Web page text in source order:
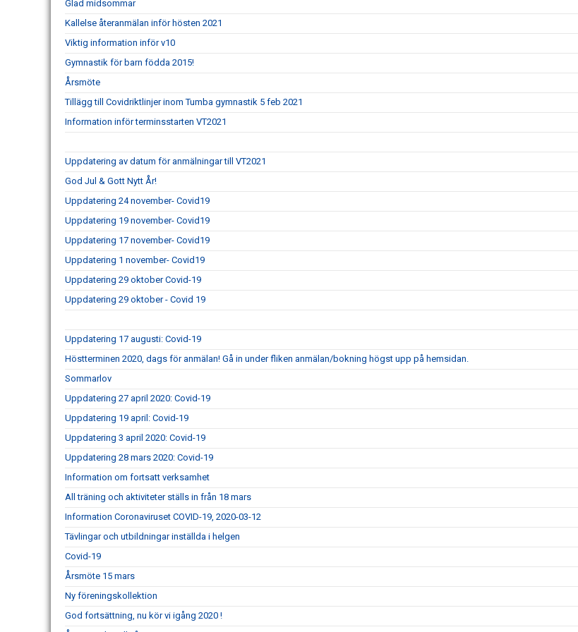
Glad midsommar
Kallelse återanmälan inför hösten 2021
Viktig information inför v10
Gymnastik för barn födda 2015!
Årsmöte
Tillägg till Covidriktlinjer inom Tumba gymnastik 5 feb 2021
Information inför terminsstarten VT2021
Uppdatering av datum för anmälningar till VT2021
God Jul & Gott Nytt År!
Uppdatering 24 november- Covid19
Uppdatering 19 november- Covid19
Uppdatering 17 november- Covid19
Uppdatering 1 november- Covid19
Uppdatering 29 oktober Covid-19
Uppdatering 29 oktober - Covid 19
Uppdatering 17 augusti: Covid-19
Höstterminen 2020, dags för anmälan! Gå in under fliken anmälan/bokning högst upp på hemsidan.
Sommarlov
Uppdatering 27 april 2020: Covid-19
Uppdatering 19 april: Covid-19
Uppdatering 3 april 2020: Covid-19
Uppdatering 28 mars 2020: Covid-19
Information om fortsatt verksamhet
All träning och aktiviteter ställs in från 18 mars
Information Coronaviruset COVID-19, 2020-03-12
Tävlingar och utbildningar inställda i helgen
Covid-19
Årsmöte 15 mars
Ny föreningskollektion
God fortsättning, nu kör vi igång 2020 !